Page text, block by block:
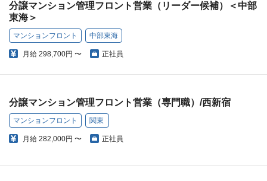
分譲マンション管理フロント営業（リーダー候補）＜中部
東海＞
マンションフロント 中部東海
月給 298,700円 〜 正社員
分譲マンション管理フロント営業（専門職）/西新宿
マンションフロント 関東
月給 282,000円 〜 正社員